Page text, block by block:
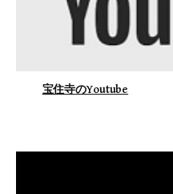
宝住寺のYoutube